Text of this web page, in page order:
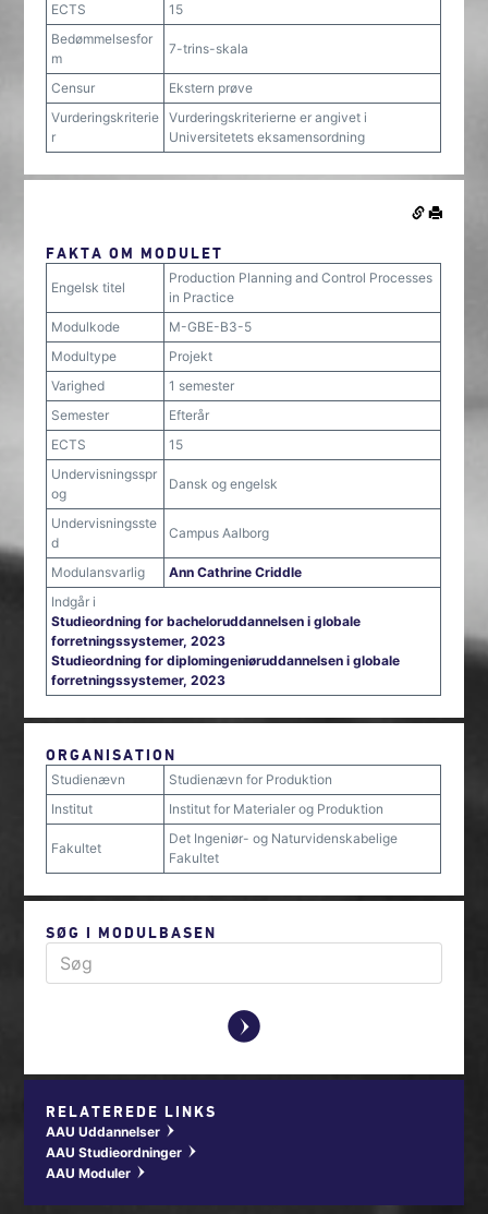
ECTS
15
Bedømmelsesfor
m
7-trins-skala
Censur
Ekstern prøve
Vurderingskriterie
r
Vurderingskriterierne er angivet i
Universitetets eksamensordning
FAKTA OM MODULET
Engelsk titel
Production Planning and Control Processes
in Practice
Modulkode
M-GBE-B3-5
Modultype
Projekt
Varighed
1 semester
Semester
Efterår
ECTS
15
Undervisningsspr
og
Dansk og engelsk
Undervisningsste
d
Campus Aalborg
Modulansvarlig
Ann Cathrine Criddle
Indgår i
Studieordning for bacheloruddannelsen i globale
forretningssystemer, 2023
Studieordning for diplomingeniøruddannelsen i globale
forretningssystemer, 2023
ORGANISATION
Studienævn
Studienævn for Produktion
Institut
Institut for Materialer og Produktion
Fakultet
Det Ingeniør- og Naturvidenskabelige
Fakultet
SØG I MODULBASEN
y
RELATEREDE LINKS
AAU Uddannelser w
AAU Studieordninger w
AAU Moduler w